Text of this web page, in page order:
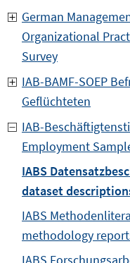
German
Organizational
Survey
IAB-BAMF-SOEP
Geflüchteten
IAB-
Employment
IABS
dataset
IABS
methodology